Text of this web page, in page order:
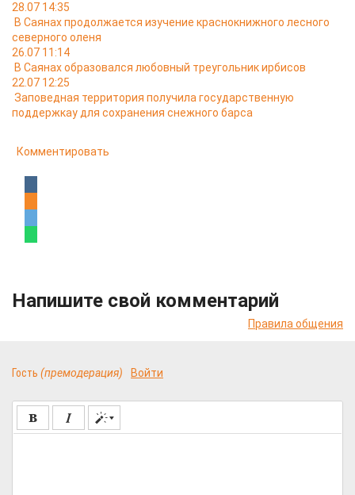
28.07 14:35
В Саянах продолжается изучение краснокнижного лесного
северного оленя
26.07 11:14
В Саянах образовался любовный треугольник ирбисов
22.07 12:25
Заповедная территория получила государственную
поддержкау для сохранения снежного барса
Комментировать
Напишите свой комментарий
Правила общения
Гость (премодерация) Войти